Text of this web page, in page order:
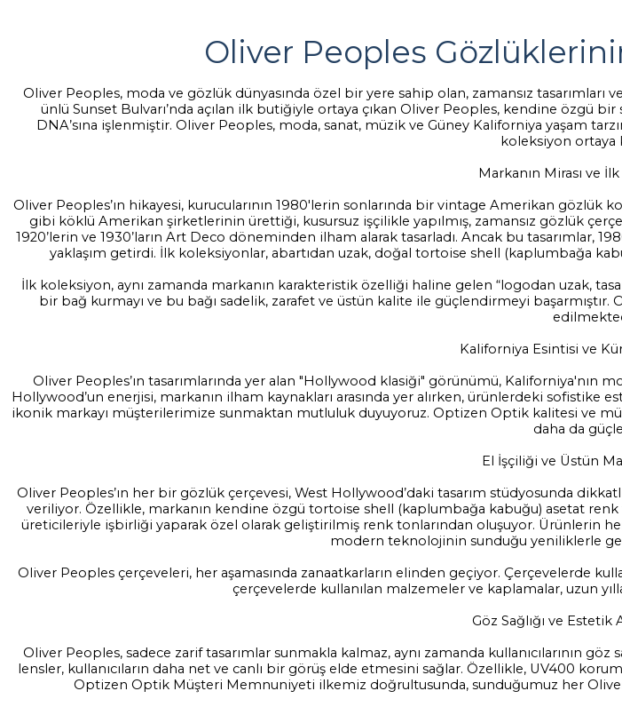
Oliver Peoples
Oliver Peoples, moda ve gözlük dünyasında özel bir yere sahip olan, zamansız tasarımları
ünlü Sunset Bulvarı’nda açılan ilk butiğiyle ortaya çıkan Oliver Peoples, kendine özgü
DNA’sına işlenmiştir. Oliver Peoples, moda, sanat, müzik ve Güney Kaliforniya yaşam
koleksiyon ortaya
Markanın Mirası ve
Oliver Peoples’ın hikayesi, kurucularının 1980'lerin sonlarında bir vintage Amerikan gözlük
gibi köklü Amerikan şirketlerinin ürettiği, kusursuz işçilikle yapılmış, zamansız gözlük
1920’lerin ve 1930’ların Art Deco döneminden ilham alarak tasarladı. Ancak bu
yaklaşım getirdi. İlk koleksiyonlar, abartıdan uzak, doğal tortoise shell (kaplumbağa
İlk koleksiyon, aynı zamanda markanın karakteristik özelliği haline gelen “logodan uzak,
bir bağ kurmayı ve bu bağı sadelik, zarafet ve üstün kalite ile güçlendirmeyi
Kaliforniya Esintisi ve
Oliver Peoples’ın tasarımlarında yer alan "Hollywood klasiği" görünümü, Kaliforniya'nın
Hollywood’un enerjisi, markanın ilham kaynakları arasında yer alırken, ürünlerdeki
ikonik markayı müşterilerimize sunmaktan mutluluk duyuyoruz. Optizen Optik kalitesi ve
daha da
El İşçiliği ve Üstün
Oliver Peoples’ın her bir gözlük çerçevesi, West Hollywood’daki tasarım stüdyosunda
veriliyor. Özellikle, markanın kendine özgü tortoise shell (kaplumbağa kabuğu) asetat
üreticileriyle işbirliği yaparak özel olarak geliştirilmiş renk tonlarından oluşuyor. Ürünlerin
modern teknolojinin sunduğu yeniliklerle
Oliver Peoples çerçeveleri, her aşamasında zanaatkarların elinden geçiyor. Çerçevelerde
çerçevelerde kullanılan malzemeler ve kaplamalar, uzun
Göz Sağlığı ve Estetik
Oliver Peoples, sadece zarif tasarımlar sunmakla kalmaz, aynı zamanda kullanıcılarının
lensler, kullanıcıların daha net ve canlı bir görüş elde etmesini sağlar. Özellikle, UV400
Optizen Optik Müşteri Memnuniyeti ilkemiz doğrultusunda, sunduğumuz her Oliver